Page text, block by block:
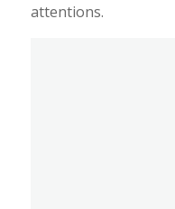
attentions.